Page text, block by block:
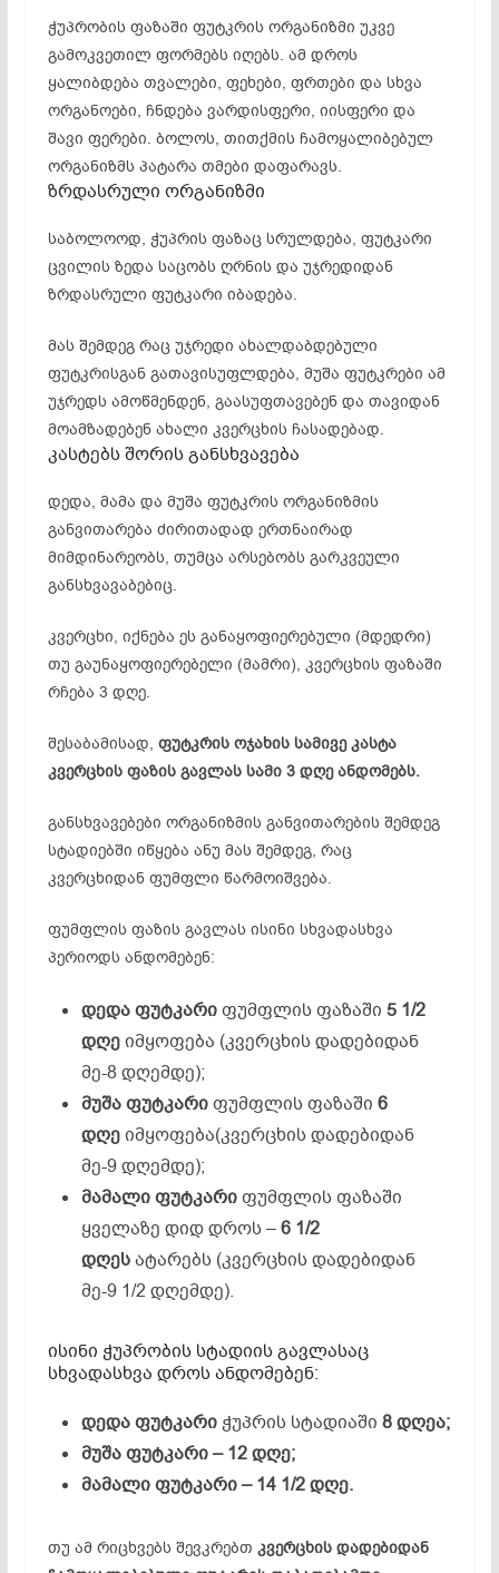
ჭუპრობის ფაზაში ფუტკრის ორგანიზმი უკვე
გამოკვეთილ ფორმებს იღებს. ამ დროს
ყალიბდება თვალები, ფეხები, ფრთები და სხვა
ორგანოები, ჩნდება ვარდისფერი, იისფერი და
შავი ფერები. ბოლოს, თითქმის ჩამოყალიბებულ
ორგანიზმს პატარა თმები დაფარავს.
ზრდასრული ორგანიზმი
საბოლოოდ, ჭუპრის ფაზაც სრულდება, ფუტკარი
ცვილის ზედა საცობს ღრნის და უჯრედიდან
ზრდასრული ფუტკარი იბადება.
მას შემდეგ რაც უჯრედი ახალდაბდებული
ფუტკრისგან გათავისუფლდება, მუშა ფუტკრები ამ
უჯრედს ამოწმენდენ, გაასუფთავებენ და თავიდან
მოამზადებენ ახალი კვერცხის ჩასადებად.
კასტებს შორის განსხვავება
დედა, მამა და მუშა ფუტკრის ორგანიზმის
განვითარება ძირითადად ერთნაირად
მიმდინარეობს, თუმცა არსებობს გარკვეული
განსხვავაბებიც.
კვერცხი, იქნება ეს განაყოფიერებული (მდედრი)
თუ გაუნაყოფიერებელი (მამრი), კვერცხის ფაზაში
რჩება 3 დღე.
შესაბამისად, ფუტკრის ოჯახის სამივე კასტა
კვერცხის ფაზის გავლას სამი 3 დღე ანდომებს.
განსხვავებები ორგანიზმის განვითარების შემდეგ
სტადიებში იწყება ანუ მას შემდეგ, რაც
კვერცხიდან ფუმფლი წარმოიშვება.
ფუმფლის ფაზის გავლას ისინი სხვადასხვა
პერიოდს ანდომებენ:
დედა ფუტკარიფუმფლის ფაზაში 5 1/2
დღეიმყოფება (კვერცხის დადებიდან
მე-8 დღემდე);
მუშა ფუტკარიფუმფლის ფაზაში 6
დღეიმყოფება(კვერცხის დადებიდან
მე-9 დღემდე);
მამალი ფუტკარიფუმფლის ფაზაში
ყველაზე დიდ დროს –6 1/2
დღესატარებს (კვერცხის დადებიდან
მე-9 1/2 დღემდე).
ისინი ჭუპრობის სტადიის გავლასაც
სხვადასხვა დროს ანდომებენ:
დედა ფუტკარიჭუპრის სტადიაში 8 დღეა;
მუშა ფუტკარი – 12 დღე;
მამალი ფუტკარი – 14 1/2 დღე.
თუ ამ რიცხვებს შევკრებთ კვერცხის დადებიდან